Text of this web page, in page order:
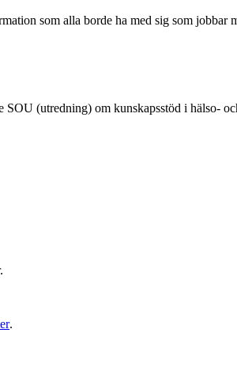
som alla borde ha med sig som jobbar
SOU (utredning) om kunskapsstöd i hälso-
.